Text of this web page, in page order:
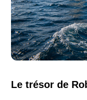
Le trésor de